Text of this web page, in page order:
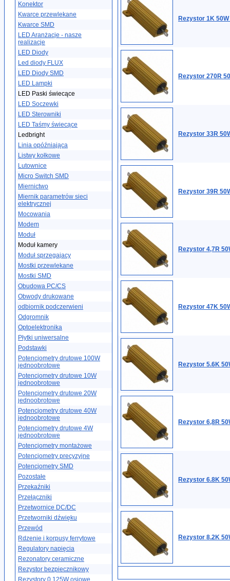
Konektor
Kwarce przewlekane
Kwarce SMD
LED Aranżacje - nasze
realizacje
LED Diody
Led diody FLUX
LED Diody SMD
LED Lampki
LED Paski świecące
LED Soczewki
LED Sterowniki
LED Taśmy świecące
Ledbright
Linia opóźniająca
Listwy kołkowe
Lutownice
Micro Switch SMD
Miernictwo
Miernik parametrów sieci
elektrycznej
Mocowania
Modem
Moduł
Moduł kamery
Moduł sprzegajacy
Mostki przewlekane
Mostki SMD
Obudowa PC/CS
Obwody drukowane
odbiornik podczerwieni
Odgromnik
Optoelektronika
Płytki uniwersalne
Podstawki
Potencjometry drutowe 100W
jednoobrotowe
Potencjometry drutowe 10W
jednoobrotowe
Potencjometry drutowe 20W
jednoobrotowe
Potencjometry drutowe 40W
jednoobrotowe
Potencjometry drutowe 4W
jednoobrotowe
Potencjometry montażowe
Potencjometry precyzyjne
Potencjometry SMD
Pozostałe
Przekaźniki
Przełączniki
Przetwornice DC/DC
Przetworniki dźwięku
Przewód
Rdzenie i korpusy ferrytowe
Regulatory napięcia
Rezonatory ceramiczne
Rezystor bezpiecznikowy
Rezystory 0.125W osiowe
Rezystor 1K
Rezystor 270R
Rezystor 33R
Rezystor 39R
Rezystor 4,7R
Rezystor 47K
Rezystor 5.6K
Rezystor 6,8R
Rezystor 6.8K
Rezystor 8.2K